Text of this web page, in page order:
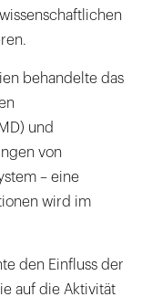
behandelte das
und
von
– eine
wird im
den Einfluss der
auf die Aktivität